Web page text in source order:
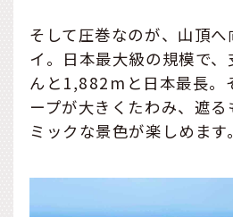
そして圧巻なのが、山頂へ
イ。日本最大級の規模で
んと1,882mと日本最長。
ープが大きくたわみ、遮
ミックな景色が楽しめます。